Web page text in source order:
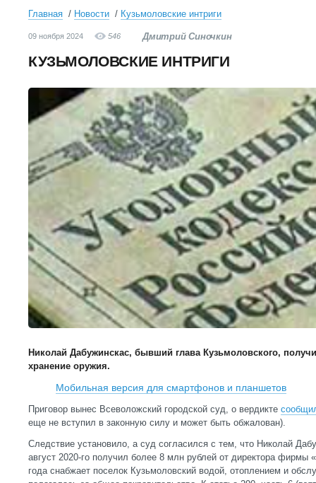
Главная Новости Кузьмоловские интриги
09 ноября 2024 546 Дмитрий Синочкин
КУЗЬМОЛОВСКИЕ ИНТРИГИ
Николай Дабужинскас, бывший глава Кузьмоловского,
хранение оружия.
Мобильная версия для смартфонов и планшетов
Приговор вынес Всеволожский городской суд, о вердикте
еще не вступил в законную силу и может быть обжалован).
Следствие установило, а суд согласился с тем, что Николай
август 2020-го получил более 8 млн рублей от директора фирмы
года снабжает поселок Кузьмоловский водой, отоплением и